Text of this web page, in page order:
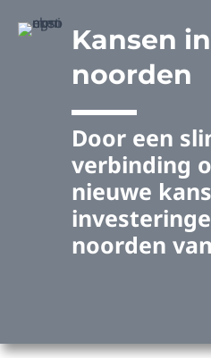
Kansen
noorden
Door een
verbinding
nieuwe
noorden